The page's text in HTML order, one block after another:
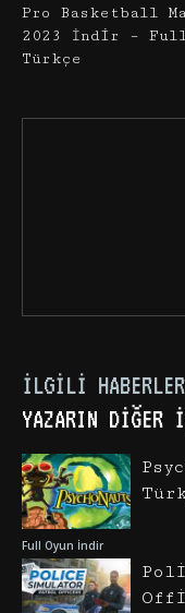
Pro Basketball
2023 İndir – Full
Türkçe
İLGILI HABERLER
YAZARIN DIĞER
Full Oyun İndir